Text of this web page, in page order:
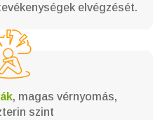
elvégzését.
, magas vérnyomás,
szint